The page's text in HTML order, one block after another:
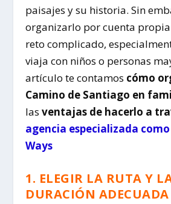
paisajes y su historia. Sin
organizarlo por cuenta
reto complicado,
viaja con niños o personas
artículo te contamos cómo
Camino de Santiago en
lasventajas de hacerlo a
agencia especializada
Ways
1. ELEGIR LA RUTA Y
DURACIÓN ADECUADA